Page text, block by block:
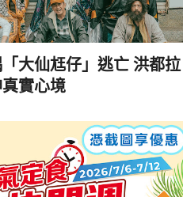
大仙尪仔」逃亡 洪都拉
實心境